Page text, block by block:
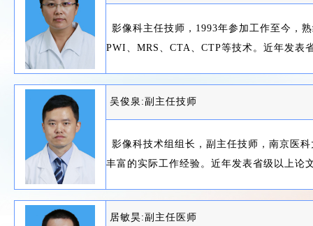
影像科主任技师，1993年参加工作至今，
PWI、MRS、CTA、CTP等技术。近年发表
吴俊泉:副主任技师
影像科技术组组长，副主任技师，南京医
丰富的实际工作经验。近年发表省级以上论
居敏昊:副主任医师